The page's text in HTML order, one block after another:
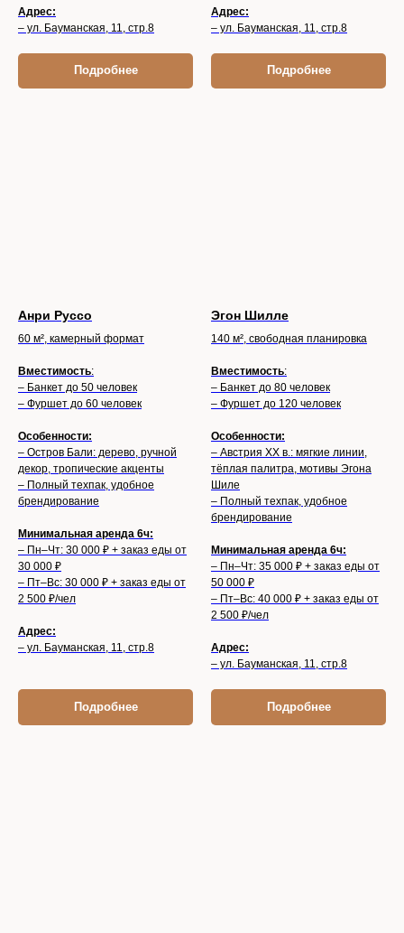
Адрес:
– ул. Бауманская, 11, стр.8
Подробнее
Адрес:
– ул. Бауманская, 11, стр.8
Подробнее
Анри Руссо
60 м², камерный формат
Вместимость:
– Банкет до 50 человек
– Фуршет до 60 человек
Особенности:
– Остров Бали: дерево, ручной
декор, тропические акценты
– Полный техпак, удобное
брендирование
Минимальная аренда 6ч:
– Пн–Чт: 30 000 ₽ + заказ еды от
30 000 ₽
– Пт–Вс: 30 000 ₽ + заказ еды от
2 500 ₽/чел
Адрес:
– ул. Бауманская, 11, стр.8
Подробнее
Эгон Шилле
140 м², свободная планировка
Вместимость:
– Банкет до 80 человек
– Фуршет до 120 человек
Особенности:
– Австрия XX в.: мягкие линии,
тёплая палитра, мотивы Эгона
Шиле
– Полный техпак, удобное
брендирование
Минимальная аренда 6ч:
– Пн–Чт: 35 000 ₽ + заказ еды от
50 000 ₽
– Пт–Вс: 40 000 ₽ + заказ еды от
2 500 ₽/чел
Адрес:
– ул. Бауманская, 11, стр.8
Подробнее